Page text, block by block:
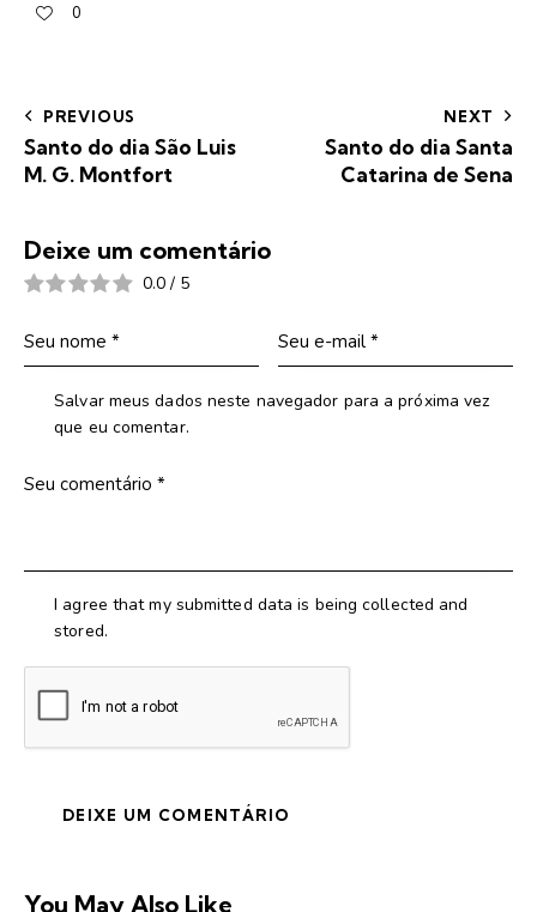
0
PREVIOUS
Santo do dia São Luis
M. G. Montfort
NEXT
Santo do dia Santa
Catarina de Sena
Deixe um comentário
0.0 / 5
Salvar meus dados neste navegador para a próxima vez
que eu comentar.
I agree that my submitted data is being collected and
stored.
You May Also Like